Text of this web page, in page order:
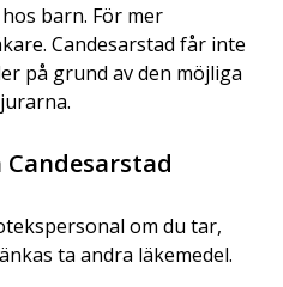
barn. För mer
Candesarstad får inte
på grund av den möjliga
om du tar,
ta andra läkemedel.